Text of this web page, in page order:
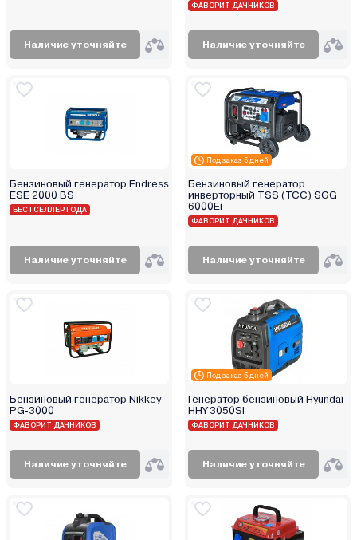
Наличие уточняйте
ФАВОРИТ ДАЧНИКОВ
Наличие уточняйте
Бензиновый генератор Endress
ESE 2000 BS
БЕСТСЕЛЛЕР ГОДА
Наличие уточняйте
Под заказ 5 дней
Бензиновый генератор
инверторный TSS (ТСС) SGG
6000Ei
ФАВОРИТ ДАЧНИКОВ
Наличие уточняйте
Бензиновый генератор Nikkey
PG-3000
ФАВОРИТ ДАЧНИКОВ
Наличие уточняйте
Под заказ 5 дней
Генератор бензиновый Hyundai
HHY 3050Si
ФАВОРИТ ДАЧНИКОВ
Наличие уточняйте